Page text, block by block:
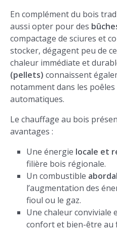
En complément du bois
aussi opter pour des
compactage de sciures et
stocker, dégagent peu de
chaleur immédiate et
(pellets) connaissent
notamment dans les
automatiques.
Le chauffage au bois
avantages :
Une énergie locale et
filière bois régionale.
Un combustible
l’augmentation des
fioul ou le gaz.
Une chaleur conviviale
confort et bien-être au